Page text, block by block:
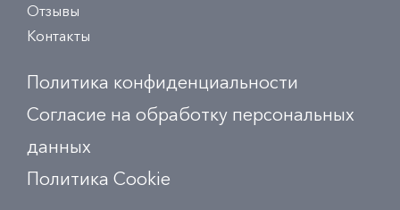
Отзывы
Контакты
Политика конфиденциальности
Согласие на обработку персональных
данных
Политика Сookie